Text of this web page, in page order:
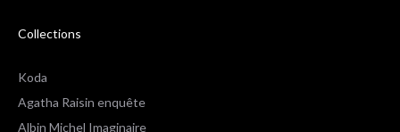
Collections
Koda
Agatha Raisin enquête
Albin Michel Imaginaire